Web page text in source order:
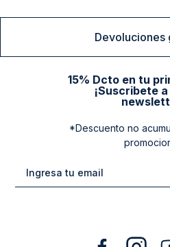
Devoluciones
15% Dcto en tu
¡Suscribete
*Descuento no